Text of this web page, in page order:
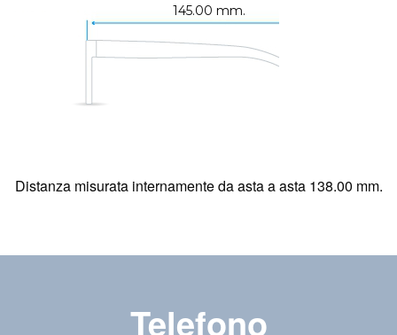
145.00 mm.
Distanza misurata internamente da asta a asta 138.00 mm.
Telefono